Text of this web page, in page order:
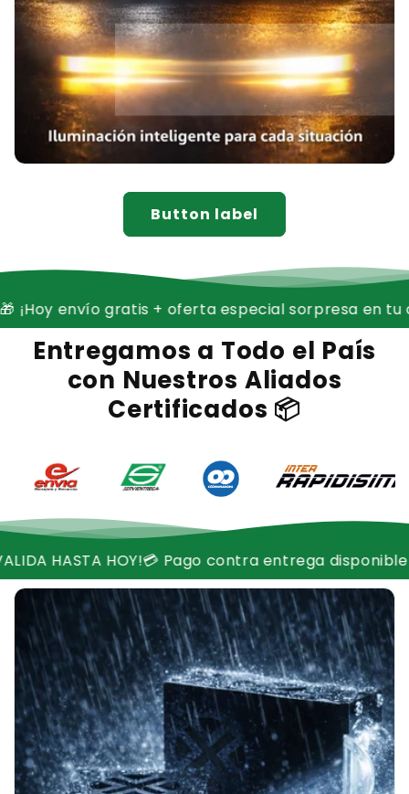
Button label
gratis + oferta especial sorpresa en tu carrito! 🚚✨
Entregamos a Todo el País
con Nuestros Aliados
Certificados 📦
💳 Pago contra entrega disponible📦 ¡Stock